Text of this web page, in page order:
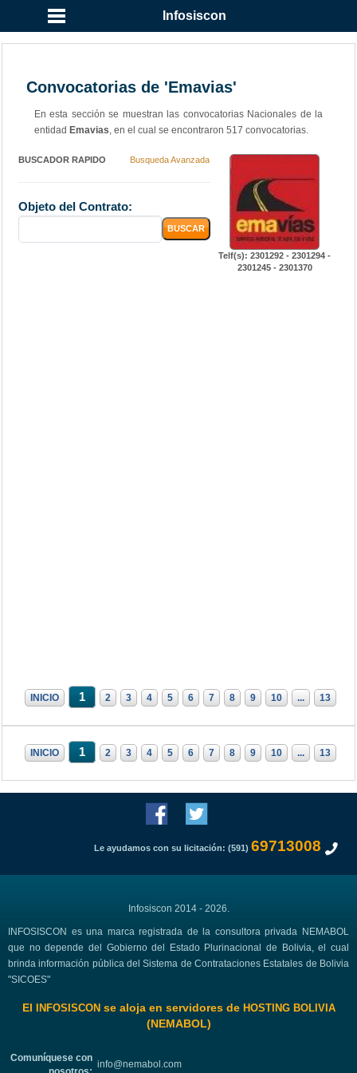
Infosiscon
Convocatorias de 'Emavias'
En esta sección se muestran las convocatorias Nacionales de la
entidad Emavias, en el cual se encontraron 517 convocatorias.
BUSCADOR RAPIDO Busqueda Avanzada
Objeto del Contrato:
Telf(s): 2301292 - 2301294 -
2301245 - 2301370
INICIO 1 2 3 4 5 6 7 8 9 10 ... 13
INICIO 1 2 3 4 5 6 7 8 9 10 ... 13
Le ayudamos con su licitación: (591) 69713008
Infosiscon 2014 - 2026.
INFOSISCON es una marca registrada de la consultora privada NEMABOL
que no depende del Gobierno del Estado Plurinacional de Bolivia, el cual
brinda información pública del Sistema de Contrataciones Estatales de Bolivia
"SICOES"
El INFOSISCONse aloja en servidores de HOSTING BOLIVIA
(NEMABOL)
Comuníquese con
info@nemabol.com